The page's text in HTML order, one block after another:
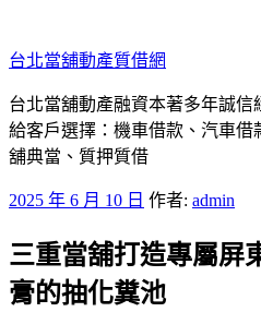
至
主
要
內
容
台北當舖動產質借網
台北當舖動產融資本著多年誠
給客戶選擇：機車借款、汽車
舖典當、質押質借
發
於
2025 年 6 月 10 日 作者: admin
三重當舖打造專屬屏
膏的抽化糞池